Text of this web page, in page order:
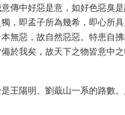
傳中好惡是意，如好色惡臭
，即孟子所為幾希，即心所
無惡，故自然惡惡。特患自
於我矣，故天下之物皆意中
王陽明、劉蕺山一系的路數